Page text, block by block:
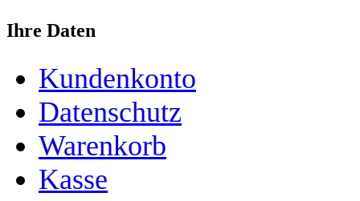
Ihre Daten
Kundenkonto
Datenschutz
Warenkorb
Kasse